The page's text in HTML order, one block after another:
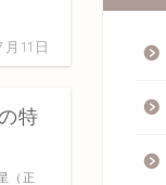
11日
特
（正